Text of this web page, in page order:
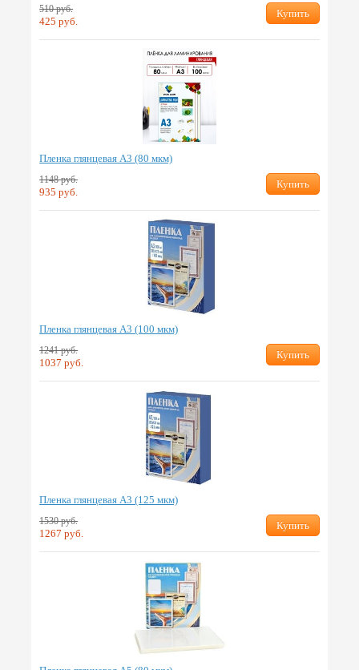
510 руб.
425 руб.
Купить
Пленка глянцевая А3 (80 мкм)
1148 руб.
935 руб.
Купить
Пленка глянцевая А3 (100 мкм)
1241 руб.
1037 руб.
Купить
Пленка глянцевая А3 (125 мкм)
1530 руб.
1267 руб.
Купить